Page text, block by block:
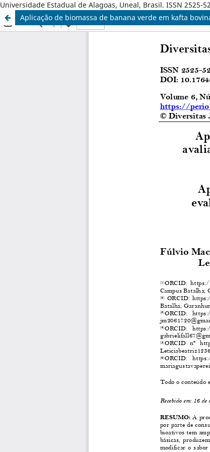
Universidade Estadual de Alagoas, Uneal, Brasil. ISSN 2525-
Aplicação de biomassa de banana verde em kafta